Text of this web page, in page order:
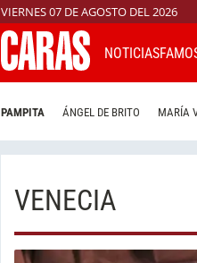
VIERNES 07 DE AGOSTO DEL 2026
NOTICIAS
PAMPITA ÁNGEL DE BRITO MARÍA
VENECIA